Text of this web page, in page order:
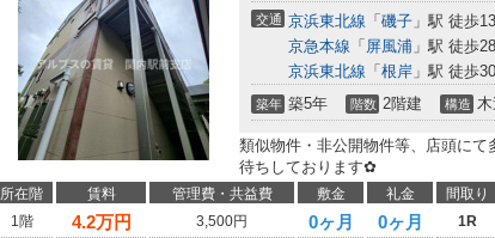
交通 京浜東北線 「 磯子 」駅 徒歩
京急本線 「 屏風浦 」駅 徒歩
京浜東北線 「 根岸 」駅 徒歩
築年 築5年 階数 2階建 構造 木
類似物件・非公開物件等、店頭に
待ちしております✿
所在階 賃料 管理費・共益費 敷金 礼金 間取り
1階
4.2万円 3,500円 0ヶ月 0ヶ月 1R